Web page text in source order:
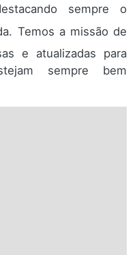
sempre o
Temos a missão de
e atualizadas para
sempre bem